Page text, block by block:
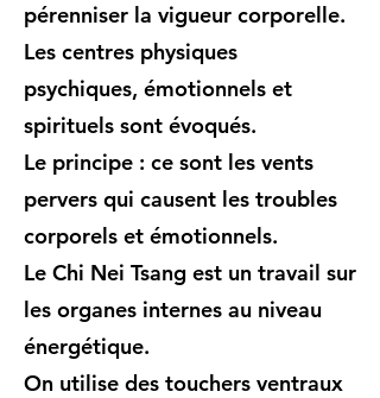
pérenniser la vigueur corporelle.
Les centres physiques
psychiques, émotionnels et
spirituels sont évoqués.
Le principe : ce sont les vents
pervers qui causent les troubles
corporels et émotionnels.
Le Chi Nei Tsang est un travail sur
les organes internes au niveau
énergétique.
On utilise des touchers ventraux